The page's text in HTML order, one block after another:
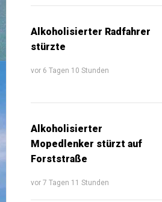
Alkoholisierter Radfahrer
stürzte
vor 6 Tagen 10 Stunden
Alkoholisierter
Mopedlenker stürzt auf
Forststraße
vor 7 Tagen 11 Stunden